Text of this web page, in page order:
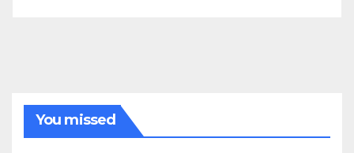
You missed